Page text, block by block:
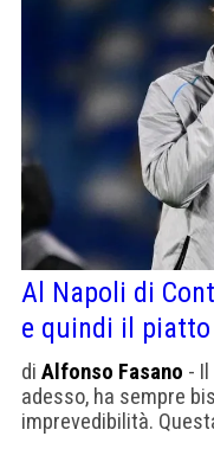
Al Napoli di
e quindi il
di Alfonso Fasano -
adesso, ha sempre
imprevedibilità.